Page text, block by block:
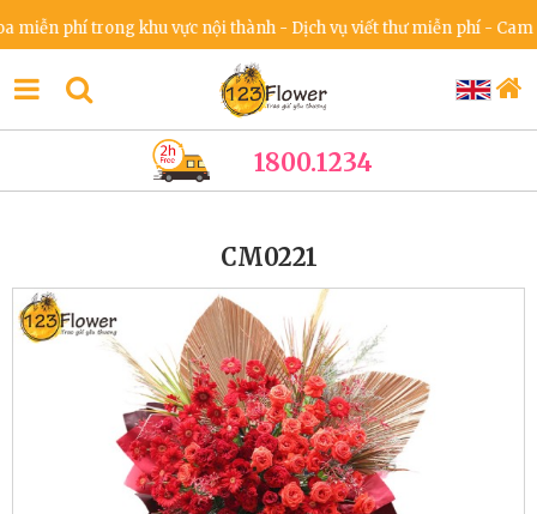
phí trong khu vực nội thành - Dịch vụ viết thư miễn phí - Cam
1800.1234
CM0221